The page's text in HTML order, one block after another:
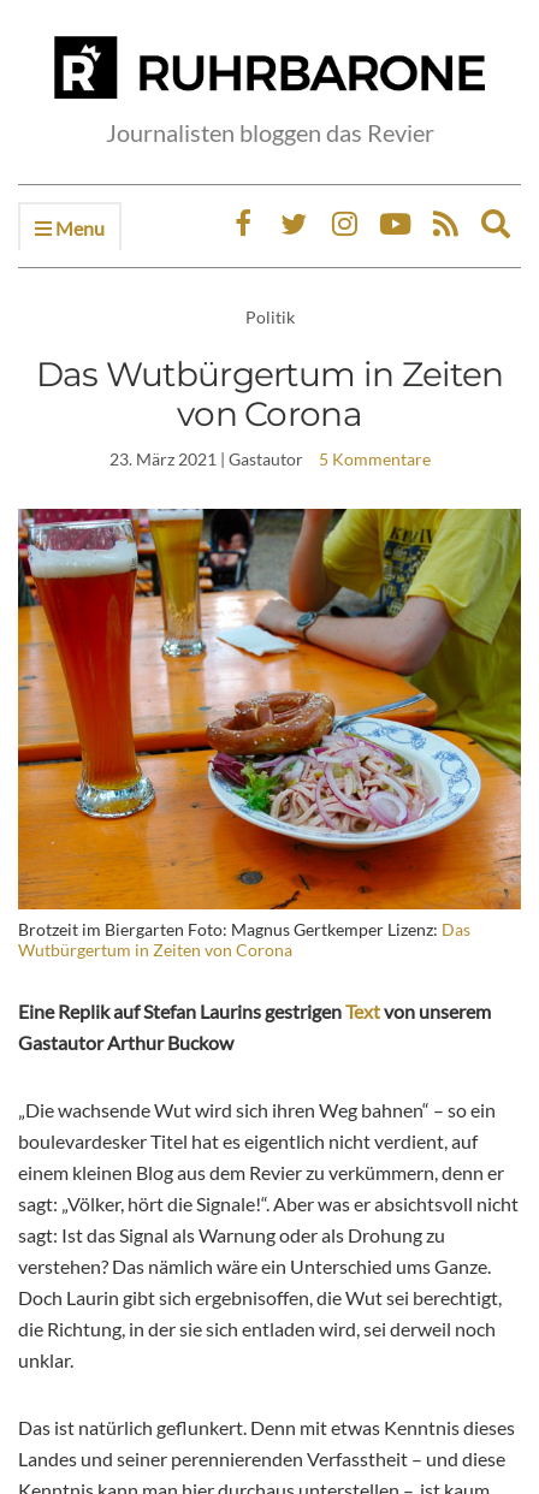
Journalisten bloggen das Revier
Menu
Politik
Das Wutbürgertum in Zeiten
von Corona
23. März 2021 | Gastautor 5 Kommentare
Brotzeit im Biergarten Foto: Magnus Gertkemper Lizenz: Das
Wutbürgertum in Zeiten von Corona
Eine Replik auf Stefan Laurins gestrigenTextvon unserem
Gastautor Arthur Buckow
„Die wachsende Wut wird sich ihren Weg bahnen“ – so ein
boulevardesker Titel hat es eigentlich nicht verdient, auf
einem kleinen Blog aus dem Revier zu verkümmern, denn er
sagt: „Völker, hört die Signale!“. Aber was er absichtsvoll nicht
sagt: Ist das Signal als Warnung oder als Drohung zu
verstehen? Das nämlich wäre ein Unterschied ums Ganze.
Doch Laurin gibt sich ergebnisoffen, die Wut sei berechtigt,
die Richtung, in der sie sich entladen wird, sei derweil noch
unklar.
Das ist natürlich geflunkert. Denn mit etwas Kenntnis dieses
Landes und seiner perennierenden Verfasstheit – und diese
Kenntnis kann man hier durchaus unterstellen –, ist kaum